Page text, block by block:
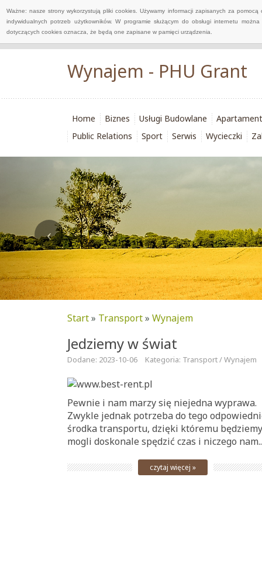
Ważne: nasze strony wykorzystują pliki cookies. Używamy informacji zapisanych za
indywidualnych potrzeb użytkowników. W programie służącym do obsługi internetu
dotyczących cookies oznacza, że będą one zapisane w pamięci urządzenia.
Wynajem - PHU Grant
Home Biznes Usługi Budowlane
Public Relations
Sport Serwis Wycieczki
Start» Transport» Wynajem
Jedziemy w świat
Dodane: 2023-10-06 Kategoria: Transport / Wynajem
Pewnie i nam marzy się niejedna wyprawa.
Zwykle jednak potrzeba do tego
środka transportu, dzięki któremu będziemy
mogli doskonale spędzić czas i niczego
czytaj więcej »